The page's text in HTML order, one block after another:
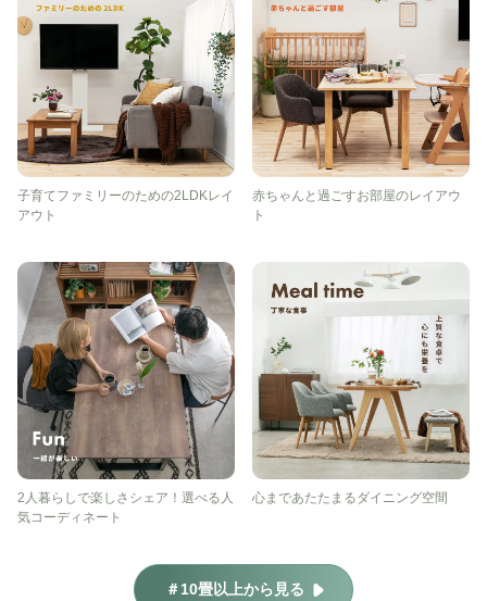
子育てファミリーのための2LDKレイ
アウト
赤ちゃんと過ごすお部屋のレイアウ
ト
2人暮らしで楽しさシェア！選べる人
気コーディネート
心まであたたまるダイニング空間
＃10畳以上から見る